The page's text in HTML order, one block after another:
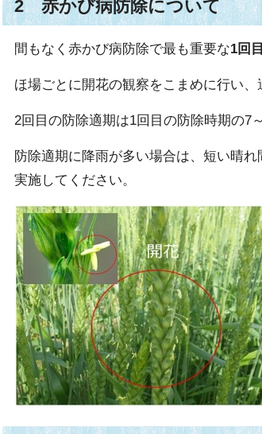
2 赤かび病防除について
間もなく赤かび病防除で最も重要な1回
ほ場ごとに開花の観察をこまめに行い、
2回目の防除適期は1回目の防除時期の7
防除適期に降雨が多い場合は、短い晴れ
実施してください。